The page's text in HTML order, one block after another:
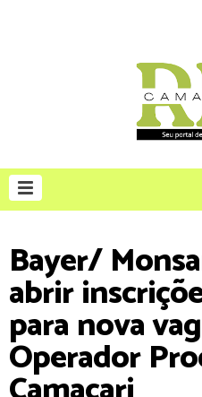
Bayer/
abrir
para nova
Operador